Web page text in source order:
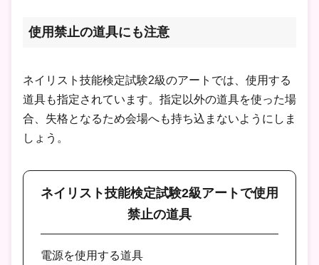
使用禁止の道具にも注意
ネイリスト技能検定試験2級のアートでは、使用する
道具も指定されています。指定以外の道具を使った場
合、失格となるため会場へも持ち込まないようにしま
しょう。
ネイリスト技能検定試験2級アートで使用
禁止の道具
電源を使用する道具